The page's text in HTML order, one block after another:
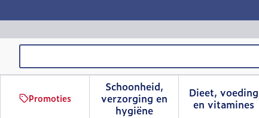
Promoties
Schoonheid,
verzorging en
hygiëne
Toon submenu voor
Dieet, voeding
en vitamines
Toon